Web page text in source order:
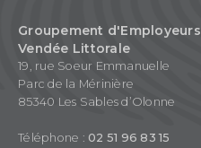
Groupement d'Employeurs
Vendée Littorale
19, rue Soeur Emmanuelle
Parc de la Mérinière
85340 Les Sables d’Olonne
Téléphone : 02 51 96 83 15